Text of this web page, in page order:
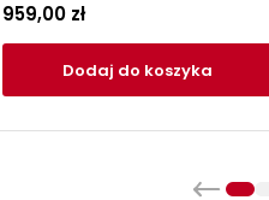
959,00 zł
Dodaj do koszyka